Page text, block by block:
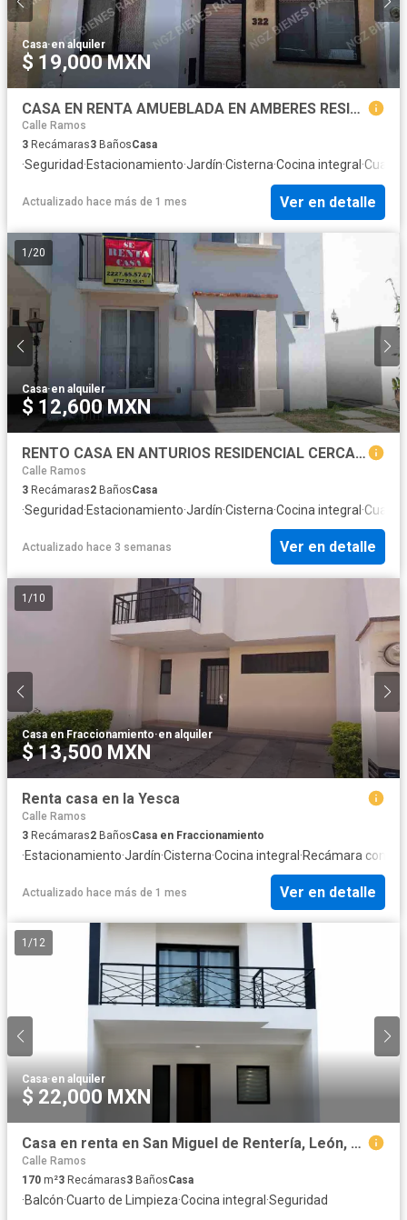
Casa·en alquiler
$ 19,000 MXN
CASA EN RENTA AMUEBLADA EN AMBERES RESIDENCIAL CERCA DEL LUX, IBERO, BOULEVARD MORELOS / AMUEBLADA
Calle Ramos
3 Recámaras3 BañosCasa
·Seguridad·Estacionamiento·Jardín·Cisterna·Cocina integral ·Cuarto
Actualizado hace más de 1 mes Ver en detalle
1 /20
Casa·en alquiler
$ 12,600 MXN
RENTO CASA EN ANTURIOS RESIDENCIAL CERCA DE PUNTO VERDE Y BOULEVARD ADOLFO LOPEZ
Calle Ramos
3 Recámaras2 BañosCasa
·Seguridad·Estacionamiento·Jardín·Cisterna·Cocina integral ·Cuarto
Actualizado hace 3 semanas Ver en detalle
1 /10
Casa en Fraccionamiento·en alquiler
$ 13,500 MXN
Renta casa en la Yesca
Calle Ramos
3 Recámaras2 BañosCasa en Fraccionamiento
·Estacionamiento·Jardín·Cisterna·Cocina integral ·Recámara con
Actualizado hace más de 1 mes Ver en detalle
1 /12
Casa·en alquiler
$ 22,000 MXN
Casa en renta en San Miguel de Rentería, León, Guanajuato
Calle Ramos
170 m²3 Recámaras3 BañosCasa
·Balcón·Cuarto de Limpieza·Cocina integral ·Seguridad